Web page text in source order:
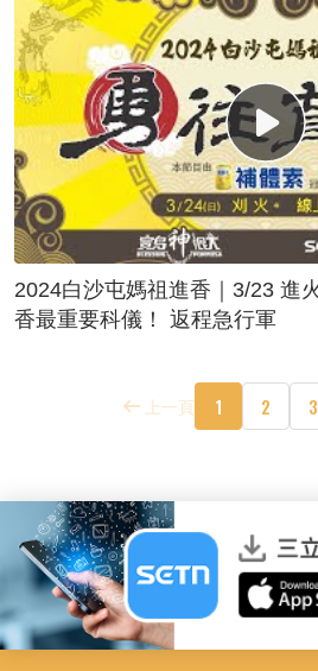
2024白沙屯媽祖進香｜3/23 進
香最重要科儀！ 返程急行軍
上一頁 1 2 3